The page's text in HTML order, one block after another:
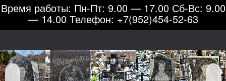
Время работы: Пн-Пт: 9.00 — 17.00 Сб-Вс: 9.00
— 14.00 Телефон: +7(952)454-52-63